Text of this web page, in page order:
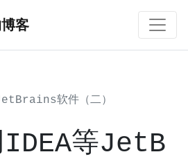
客
软件（二）
IDEA等JetB